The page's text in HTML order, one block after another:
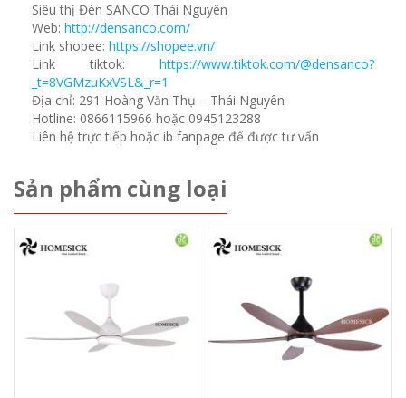
Siêu thị Đèn SANCO Thái Nguyên
Web: http://densanco.com/
Link shopee: https://shopee.vn/
Link tiktok: https://www.tiktok.com/@densanco?
_t=8VGMzuKxVSL&_r=1
Địa chỉ: 291 Hoàng Văn Thụ – Thái Nguyên
Hotline: 0866115966 hoặc 0945123288
Liên hệ trực tiếp hoặc ib fanpage để được tư vấn
Sản phẩm cùng loại